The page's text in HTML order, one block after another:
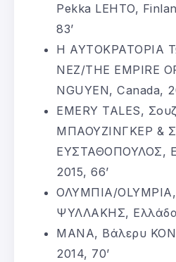
Pekka LEHTO,
83’
Η ΑΥΤΟΚΡΑΤΟΡΙΑ
NEZ/THE EMPIRE
NGUYEN, Canada,
EMERY TALES,
ΜΠΑΟΥΖΙΝΓΚΕΡ &
ΕΥΣΤΑΘΟΠΟΥΛΟΣ,
2015, 66’
ΟΛΥΜΠΙΑ/
ΨΥΛΛΑΚΗΣ,
MANA, Βάλερυ
2014, 70’